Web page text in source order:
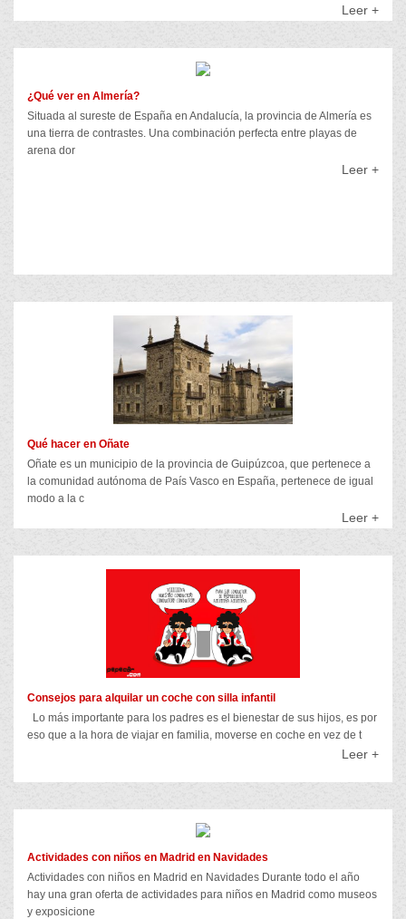
Leer +
¿Qué ver en Almería?
Situada al sureste de España en Andalucía, la provincia de Almería es
una tierra de contrastes. Una combinación perfecta entre playas de
arena dor
Leer +
Qué hacer en Oñate
Oñate es un municipio de la provincia de Guipúzcoa, que pertenece a
la comunidad autónoma de País Vasco en España, pertenece de igual
modo a la c
Leer +
Consejos para alquilar un coche con silla infantil
Lo más importante para los padres es el bienestar de sus hijos, es por
eso que a la hora de viajar en familia, moverse en coche en vez de t
Leer +
Actividades con niños en Madrid en Navidades
Actividades con niños en Madrid en Navidades Durante todo el año
hay una gran oferta de actividades para niños en Madrid como museos
y exposicione